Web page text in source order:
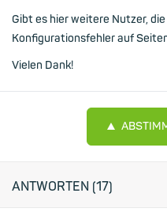
Gibt es hier weitere Nutzer,
Konfigurationsfehler auf
Vielen Dank!
ANTWORTEN (17)